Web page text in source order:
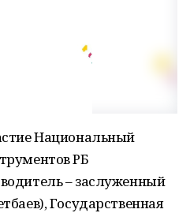
Национальный
РБ
– заслуженный
Государственная